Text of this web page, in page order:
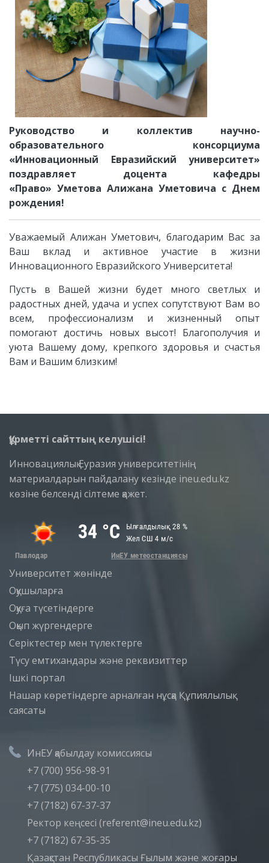
Руководство и коллектив научно-
образовательного консорциума
«Инновационный Евразийский университет»
поздравляет доцента кафедры
«Право» Уметова Алижана Уметовича с Днем
рождения!
Уважаемый Алижан Уметович, благодарим Вас за
Ваш вклад и активное участие в жизни
Инновационного Евразийского Университета!
Пусть в Вашей жизни будет много светлых и
радостных дней, удача и успех сопутствуют Вам во
всем, профессионализм и жизненный опыт
помогают достичь новых высот! Благополучия и
уюта Вашему дому, крепкого здоровья и счастья
Вам и Вашим близким!
Құрметті сайттың келушісі!
Инновациялық Еуразия университетінің
материалдарын пайдалану кезінде ineu.edu.kz
көзіне белсенді сілтеме қажет.
Университет жөнінде
Оқушыларға
Оқуға түсетіндерге
Оқып жүргендерге
Серіктестер мен түлектерге
Түсу емтихандары және реквизиттер
Iшкi портал
Нашар көретіндерге арналған нұсқа Құпиялылық
саясаты
ИнЕУ қабылдау комиссиясы
+7 (700) 956-98-91
+7 (775) 034-00-10
+7 (7182) 67-37-37
Ректор кеңсесі (referent@ineu.edu.kz)
+7 (7182) 67-35-35
Қазақстан Республикасы Ғылым және жоғары